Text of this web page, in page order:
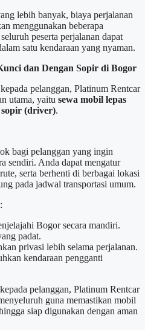
lebih banyak, biaya perjalanan
menggunakan beberapa
peserta perjalanan dapat
satu kendaraan yang nyaman.
dan Dengan Sopir di Bogor
pelanggan, Platinum Rentcar
utama, yaitu sewa mobil lepas
sopir (driver).
bagi pelanggan yang ingin
sendiri. Anda dapat mengatur
serta berhenti di berbagai lokasi
pada jadwal transportasi umum.
Bogor secara mandiri.
padat.
privasi lebih selama perjalanan.
kendaraan pengganti
pelanggan, Platinum Rentcar
guna memastikan mobil
siap digunakan dengan aman